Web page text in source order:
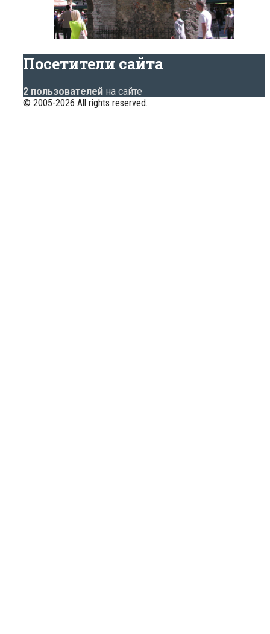
Посетители сайта
2 пользователей на сайте
© 2005-2026 All rights reserved.